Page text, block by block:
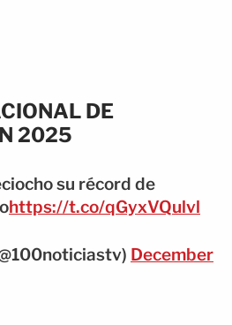
DE
2025
su récord de
https://t.co/qGyxVQulvl
December